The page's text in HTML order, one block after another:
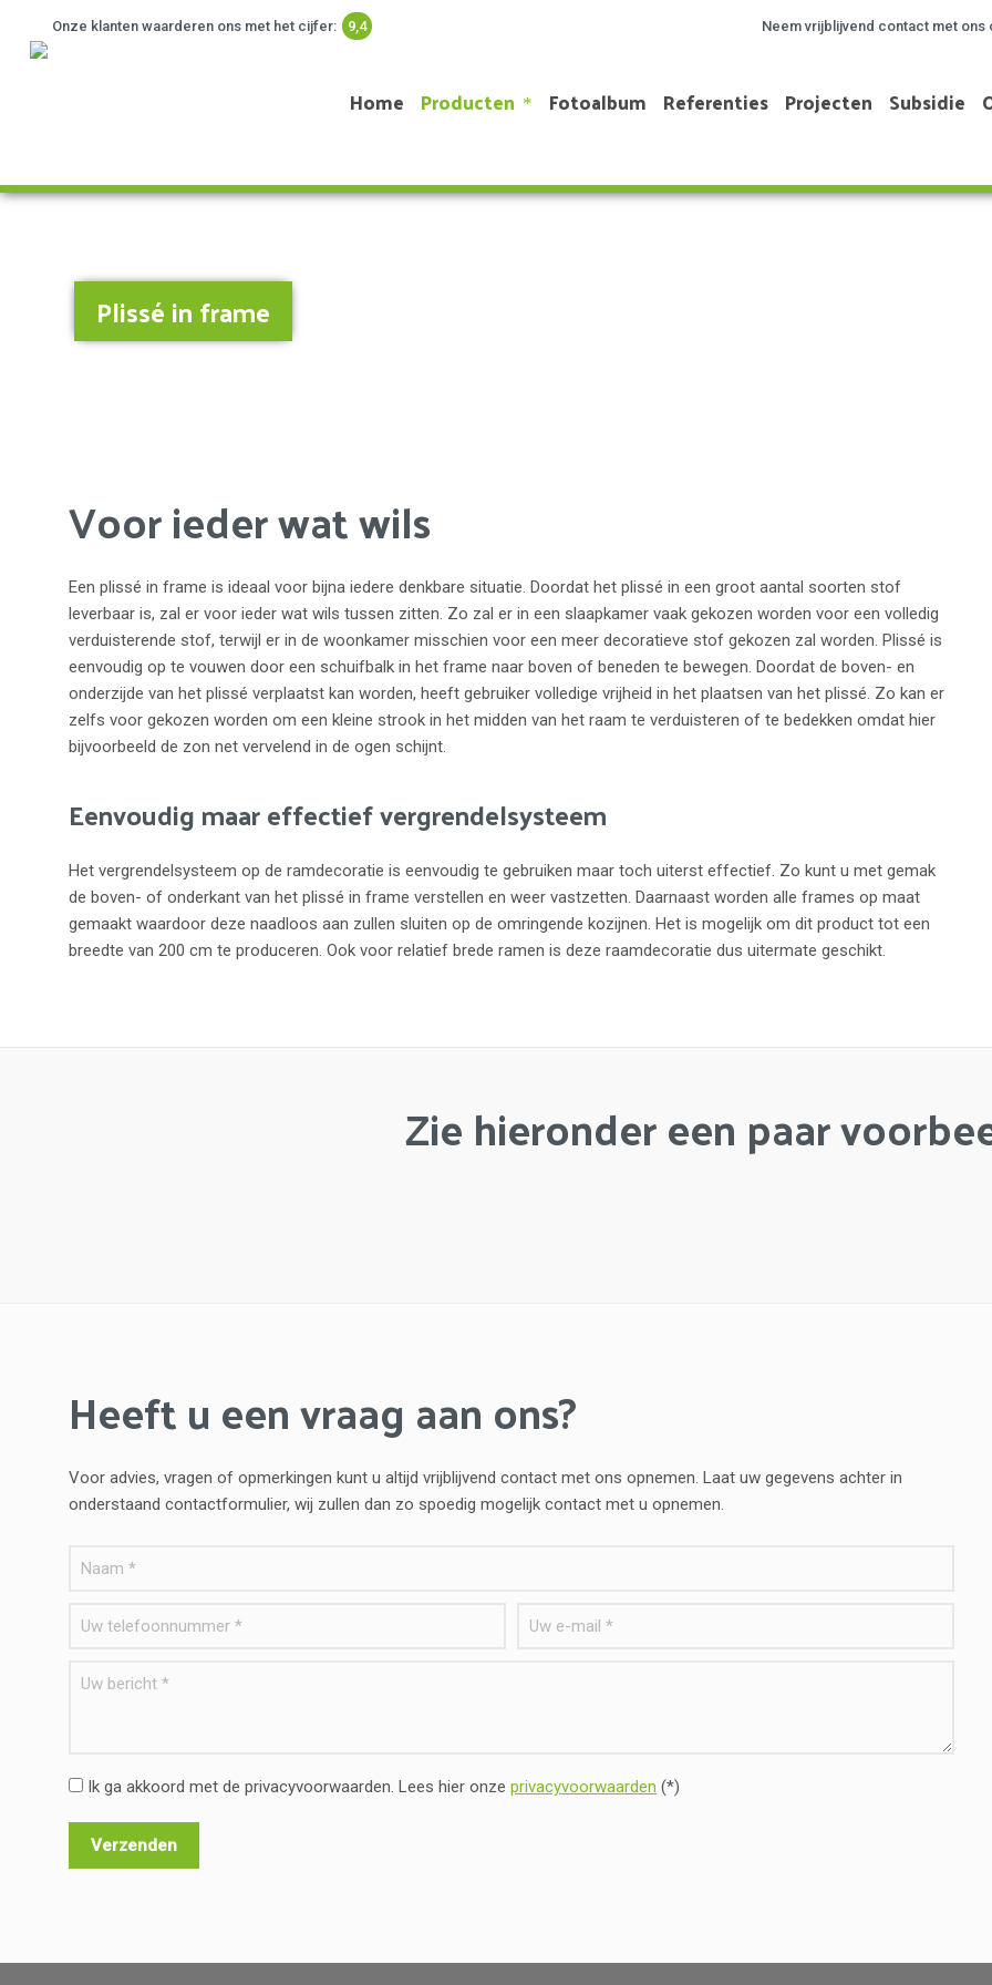
Onze klanten waarderen ons met het cijfer: 9,4 Neem vrijblijvend contact met ons
Home Producten Fotoalbum Referenties Projecten Subsidie
Plissé in frame
Voor ieder wat wils
Een plissé in frame is ideaal voor bijna iedere denkbare situatie. Doordat het plissé in een groot aantal soorten stof
leverbaar is, zal er voor ieder wat wils tussen zitten. Zo zal er in een slaapkamer vaak gekozen worden voor een volledig
verduisterende stof, terwijl er in de woonkamer misschien voor een meer decoratieve stof gekozen zal worden. Plissé is
eenvoudig op te vouwen door een schuifbalk in het frame naar boven of beneden te bewegen. Doordat de boven- en
onderzijde van het plissé verplaatst kan worden, heeft gebruiker volledige vrijheid in het plaatsen van het plissé. Zo kan er
zelfs voor gekozen worden om een kleine strook in het midden van het raam te verduisteren of te bedekken omdat hier
bijvoorbeeld de zon net vervelend in de ogen schijnt.
Eenvoudig maar effectief vergrendelsysteem
Het vergrendelsysteem op de ramdecoratie is eenvoudig te gebruiken maar toch uiterst effectief. Zo kunt u met gemak
de boven- of onderkant van het plissé in frame verstellen en weer vastzetten. Daarnaast worden alle frames op maat
gemaakt waardoor deze naadloos aan zullen sluiten op de omringende kozijnen. Het is mogelijk om dit product tot een
breedte van 200 cm te produceren. Ook voor relatief brede ramen is deze raamdecoratie dus uitermate geschikt.
Zie hieronder een paar
Heeft u een vraag aan ons?
Voor advies, vragen of opmerkingen kunt u altijd vrijblijvend contact met ons opnemen. Laat uw gegevens achter in
onderstaand contactformulier, wij zullen dan zo spoedig mogelijk contact met u opnemen.
Ik ga akkoord met de privacyvoorwaarden. Lees hier onze privacyvoorwaarden (*)